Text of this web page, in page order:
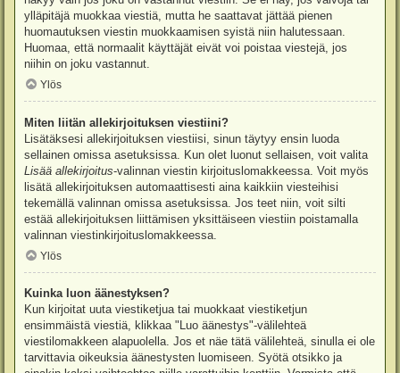
ylläpitäjä muokkaa viestiä, mutta he saattavat jättää pienen
huomautuksen viestin muokkaamisen syistä niin halutessaan.
Huomaa, että normaalit käyttäjät eivät voi poistaa viestejä, jos
niihin on joku vastannut.
Ylös
Miten liitän allekirjoituksen viestiini?
Lisätäksesi allekirjoituksen viestiisi, sinun täytyy ensin luoda
sellainen omissa asetuksissa. Kun olet luonut sellaisen, voit valita
Lisää allekirjoitus-valinnan viestin kirjoituslomakkeessa. Voit myös
lisätä allekirjoituksen automaattisesti aina kaikkiin viesteihisi
tekemällä valinnan omissa asetuksissa. Jos teet niin, voit silti
estää allekirjoituksen liittämisen yksittäiseen viestiin poistamalla
valinnan viestinkirjoituslomakkeessa.
Ylös
Kuinka luon äänestyksen?
Kun kirjoitat uuta viestiketjua tai muokkaat viestiketjun
ensimmäistä viestiä, klikkaa "Luo äänestys"-välilehteä
viestilomakkeen alapuolella. Jos et näe tätä välilehteä, sinulla ei ole
tarvittavia oikeuksia äänestysten luomiseen. Syötä otsikko ja